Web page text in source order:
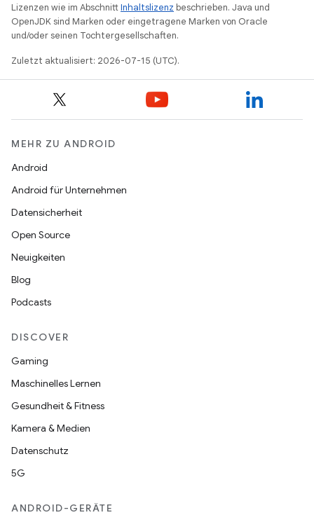
Lizenzen wie im AbschnittInhaltslizenz beschrieben. Java und
OpenJDK sind Marken oder eingetragene Marken von Oracle
und/oder seinen Tochtergesellschaften.
Zuletzt aktualisiert: 2026-07-15 (UTC).
MEHR ZU ANDROID
Android
Android für Unternehmen
Datensicherheit
Open Source
Neuigkeiten
Blog
Podcasts
DISCOVER
Gaming
Maschinelles Lernen
Gesundheit & Fitness
Kamera & Medien
Datenschutz
5G
ANDROID-GERÄTE